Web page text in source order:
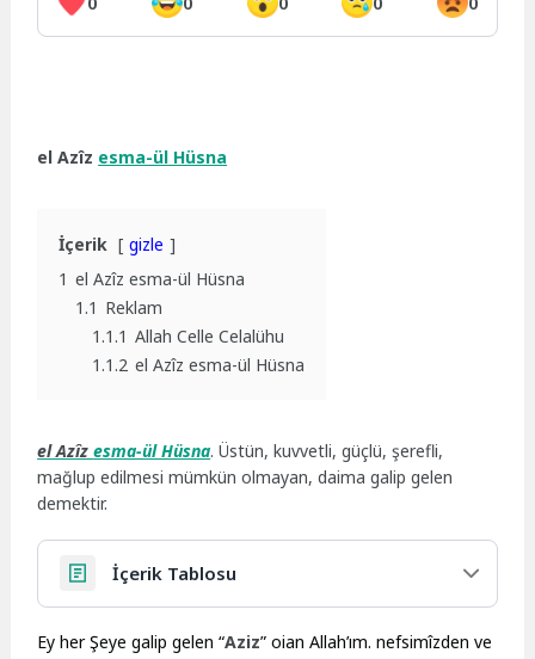
el Azîz esma-ül Hüsna
İçerik
gizle
1 el Azîz esma-ül Hüsna
1.1 Reklam
1.1.1 Allah Celle Celalühu
1.1.2 el Azîz esma-ül Hüsna
el Azîzesma-ül Hüsna. Üstün, kuvvetli, güçlü, şerefli,
mağlup edilmesi mümkün olmayan, daima galip gelen
demektir.
İçerik Tablosu
Ey her Şeye galip gelen “Aziz” oian Allah’ım. nefsimîzden ve